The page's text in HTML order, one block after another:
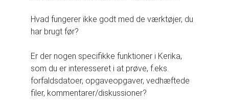
Hvad fungerer ikke godt med de værktøjer, du
har brugt før?
Er der nogen specifikke funktioner i Kerika,
som du er interesseret i at prøve, f.eks.
forfaldsdatoer, opgaveopgaver, vedhæftede
filer, kommentarer/diskussioner?